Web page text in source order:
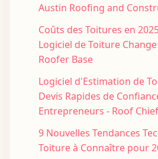
Austin Roofing and
Coûts des Toitures en
Logiciel de Toiture
Roofer Base
Logiciel d'Estimation de
Devis Rapides de
Entrepreneurs - Roof Chief
9 Nouvelles Tendances
Toiture à Connaître pour